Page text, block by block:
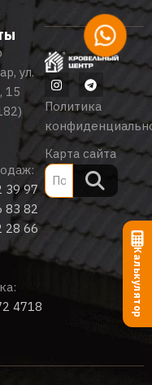
ул.
15
39 97
83 82
28 66
4718
Политика
Карта сайта
Калькулятор